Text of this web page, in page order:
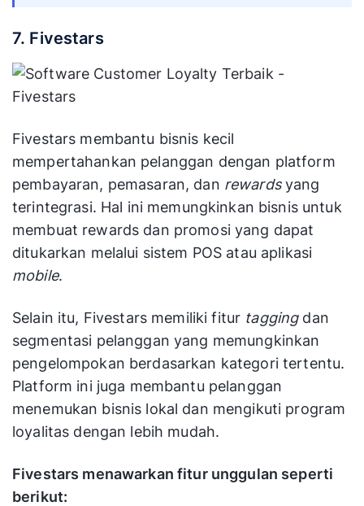
7. Fivestars
Fivestars membantu bisnis kecil
mempertahankan pelanggan dengan platform
pembayaran, pemasaran, dan rewardsyang
terintegrasi. Hal ini memungkinkan bisnis untuk
membuat rewards dan promosi yang dapat
ditukarkan melalui sistem POS atau aplikasi
mobile.
Selain itu, Fivestars memiliki fitur taggingdan
segmentasi pelanggan yang memungkinkan
pengelompokan berdasarkan kategori tertentu.
Platform ini juga membantu pelanggan
menemukan bisnis lokal dan mengikuti program
loyalitas dengan lebih mudah.
Fivestars menawarkan fitur unggulan seperti
berikut: